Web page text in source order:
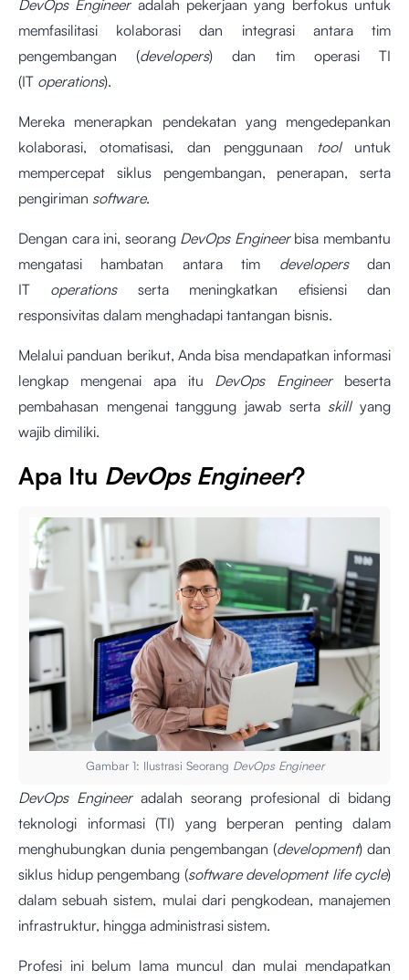
DevOps Engineeradalah pekerjaan yang berfokus untuk
memfasilitasi kolaborasi dan integrasi antara tim
pengembangan (developers) dan tim operasi TI
(IT operations).
Mereka menerapkan pendekatan yang mengedepankan
kolaborasi, otomatisasi, dan penggunaan
tooluntuk
mempercepat siklus pengembangan, penerapan, serta
pengiriman software.
Dengan cara ini, seorang DevOps Engineerbisa membantu
mengatasi hambatan antara tim developersdan
IT operationsserta meningkatkan efisiensi dan
responsivitas dalam menghadapi tantangan bisnis.
Melalui panduan berikut, Anda bisa mendapatkan informasi
lengkap mengenai apa itu DevOps Engineerbeserta
pembahasan mengenai tanggung jawab serta skillyang
wajib dimiliki.
Apa Itu DevOps Engineer?
Gambar 1: Ilustrasi Seorang DevOps Engineer
DevOps Engineeradalah seorang profesional di bidang
teknologi informasi (TI) yang berperan penting dalam
menghubungkan dunia pengembangan (development) dan
siklus hidup pengembang (software development life cycle)
dalam sebuah sistem, mulai dari pengkodean, manajemen
infrastruktur, hingga administrasi sistem.
Profesi ini belum lama muncul dan mulai mendapatkan